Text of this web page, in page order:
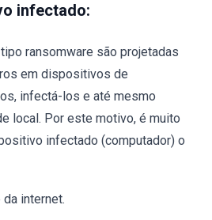
infectado:
ransomware são projetadas
em dispositivos de
infectá-los e até mesmo
local. Por este motivo, é muito
infectado (computador) o
internet.